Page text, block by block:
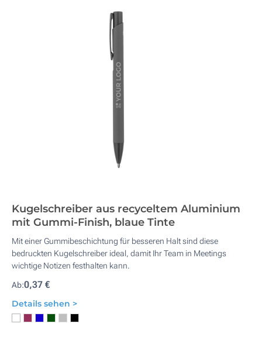
Kugelschreiber aus recyceltem Aluminium
mit Gummi-Finish, blaue Tinte
Mit einer Gummibeschichtung für besseren Halt sind diese
bedruckten Kugelschreiber ideal, damit Ihr Team in Meetings
wichtige Notizen festhalten kann.
Ab:0,37 €
Details sehen >